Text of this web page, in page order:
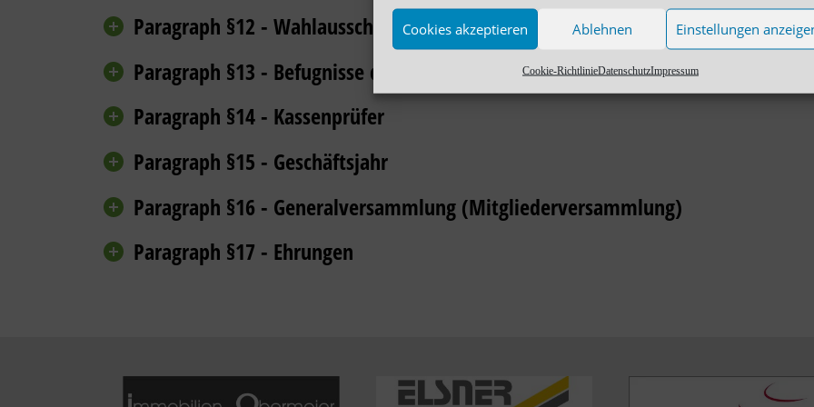
Cookies akzeptieren Ablehnen Einstellungen
Cookie-RichtlinieDatenschutzImpressum
Paragraph §12 - Wahlausschuss
Paragraph §13 - Befugnisse des Vereinsausschuses
Paragraph §14 - Kassenprüfer
Paragraph §15 - Geschäftsjahr
Paragraph §16 - Generalversammlung (Mitgliederversammlung)
Paragraph §17 - Ehrungen